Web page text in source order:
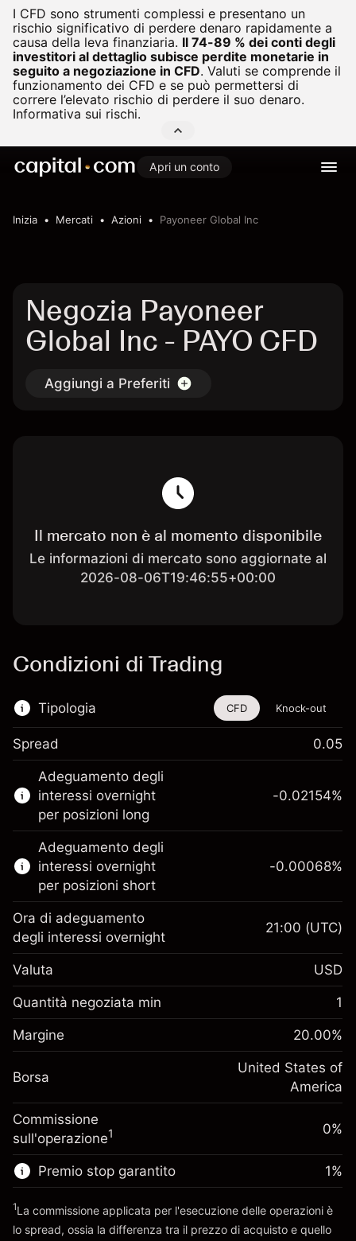
I CFD sono strumenti complessi e presentano un
rischio significativo di perdere denaro rapidamente a
causa della leva finanziaria. Il 74-89 % dei conti degli
investitori al dettaglio subisce perdite monetarie in
seguito a negoziazione in CFD. Valuti se comprende il
funzionamento dei CFD e se può permettersi di
correre l’elevato rischio di perdere il suo denaro.
Informativa sui rischi.
Apri un conto
Inizia Mercati Azioni Payoneer Global Inc
Negozia Payoneer
Global Inc - PAYO CFD
Aggiungi a Preferiti
Il mercato non è al momento disponibile
Le informazioni di mercato sono aggiornate al
2026-08-06T19:46:55+00:00
Condizioni di Trading
Tipologia
Questo strumento finanziario è disponibile
per il trading di CFD e knock-out.
Scopri di più su:
CFD
Knock-out
CFD Knock-out
Spread 0.05
Adeguamento degli
interessi overnight
per posizioni long
Margine. Il tuo
$1,000.00
Adeguamento
finanziamento overnight
Oneri per l'intero valore della
posizione
%
(-$1.08)
Dimensione dell'operazione a leva
Denaro da leva ~
Vai alla piattaforma
-0.02154%
Adeguamento degli
interessi overnight
per posizioni short
Margine. Il tuo
investimento
$1,000.00
Oneri per l'intero valore della
posizione
-0.000682
%
Dimensione dell'operazione a leva
~$5,000.00
Denaro da leva ~
Vai alla piattaforma
-0.00068%
Ora di adeguamento
degli interessi overnight
21:00 (UTC)
Valuta USD
Quantità negoziata min 1
Margine 20.00%
Borsa
United States of
America
Commissione
sull'operazione1 0%
Premio stop garantito 1%
1La commissione applicata per l'esecuzione delle operazioni è
lo spread, ossia la differenza tra il prezzo di acquisto e quello